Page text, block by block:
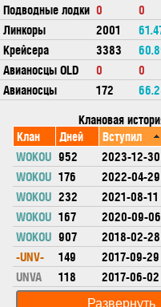
Подводные лодки 0 0
Линкоры
2001
Крейсера
3383
Авианосцы OLD
0 0
Авианосцы
172
Клановая
Клан
Дней Вступил
WOKOU 952
2023-12-30
WOKOU 176 2022-04-29
WOKOU 232 2021-08-11
WOKOU 167 2020-09-06
WOKOU 907 2018-02-28
-UNV-
149 2017-09-29
UNVA
118 2017-06-02